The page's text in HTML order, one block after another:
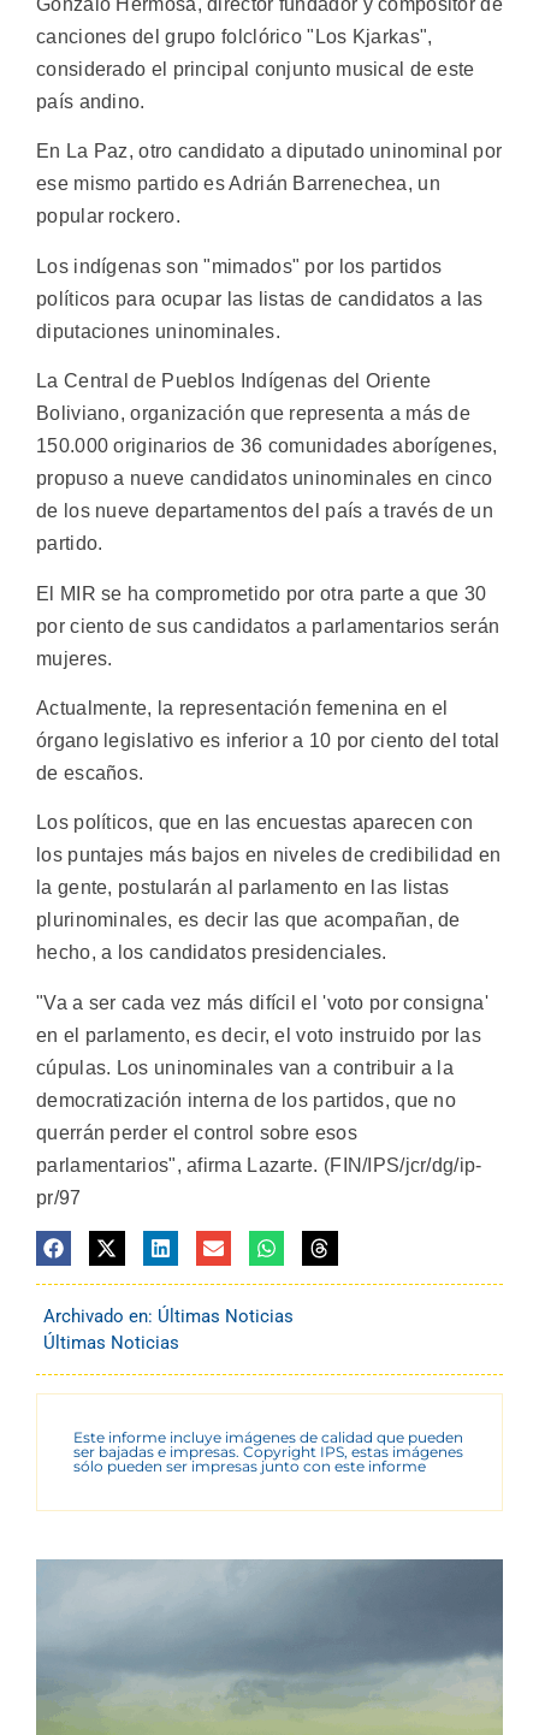
Gonzalo Hermosa, director fundador y compositor de
canciones del grupo folclórico "Los Kjarkas",
considerado el principal conjunto musical de este
país andino.
En La Paz, otro candidato a diputado uninominal por
ese mismo partido es Adrián Barrenechea, un
popular rockero.
Los indígenas son "mimados" por los partidos
políticos para ocupar las listas de candidatos a las
diputaciones uninominales.
La Central de Pueblos Indígenas del Oriente
Boliviano, organización que representa a más de
150.000 originarios de 36 comunidades aborígenes,
propuso a nueve candidatos uninominales en cinco
de los nueve departamentos del país a través de un
partido.
El MIR se ha comprometido por otra parte a que 30
por ciento de sus candidatos a parlamentarios serán
mujeres.
Actualmente, la representación femenina en el
órgano legislativo es inferior a 10 por ciento del total
de escaños.
Los políticos, que en las encuestas aparecen con
los puntajes más bajos en niveles de credibilidad en
la gente, postularán al parlamento en las listas
plurinominales, es decir las que acompañan, de
hecho, a los candidatos presidenciales.
"Va a ser cada vez más difícil el 'voto por consigna'
en el parlamento, es decir, el voto instruido por las
cúpulas. Los uninominales van a contribuir a la
democratización interna de los partidos, que no
querrán perder el control sobre esos
parlamentarios", afirma Lazarte. (FIN/IPS/jcr/dg/ip-
pr/97
Archivado en: Últimas Noticias
Últimas Noticias
Este informe incluye imágenes de calidad que pueden
ser bajadas e impresas. Copyright IPS, estas imágenes
sólo pueden ser impresas junto con este informe